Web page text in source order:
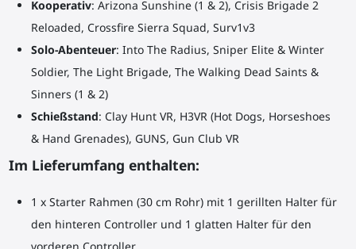
Kooperativ: Arizona Sunshine (1 & 2), Crisis Brigade 2
Reloaded, Crossfire Sierra Squad, Surv1v3
Solo-Abenteuer: Into The Radius, Sniper Elite & Winter
Soldier, The Light Brigade, The Walking Dead Saints &
Sinners (1 & 2)
Schießstand: Clay Hunt VR, H3VR (Hot Dogs, Horseshoes
& Hand Grenades), GUNS, Gun Club VR
Im Lieferumfang enthalten:
1 x Starter Rahmen (30 cm Rohr) mit 1 gerillten Halter für
den hinteren Controller und 1 glatten Halter für den